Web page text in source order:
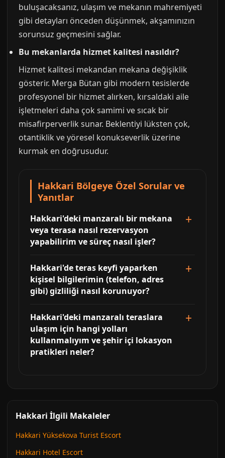
buluşacaksanız, ulaşım ve mekanın mahremiyeti
gibi detayları önceden düşünmek, akşamınızın
sorunsuz geçmesini sağlar.
Bu mekanlarda hizmet kalitesi nasıldır?
Hizmet kalitesi mekandan mekana değişiklik
gösterir. Merga Bütan gibi modern tesislerde
profesyonel bir hizmet alırken, kırsaldaki aile
işletmeleri daha çok samimi ve sıcak bir
misafirperverlik sunar. Beklentiyi lüksten çok,
otantiklik ve yöresel konukseverlik üzerine
kurmak en doğrusudur.
Hakkari Bölgeye Özel Sorular ve
Yanıtlar
Hakkari'deki manzaralı bir mekana
veya terasa nasıl rezervasyon
yapabilirim ve süreç nasıl işler?
Hakkari'de teras keyfi yaparken
kişisel bilgilerimin (telefon, adres
gibi) gizliliği nasıl korunuyor?
Hakkari'deki manzaralı teraslara
ulaşım için hangi yolları
kullanmalıyım ve şehir içi lokasyon
pratikleri neler?
Hakkari İlgili Makaleler
Hakkari Yüksekova Turist Escort
Hakkari Hotel Escort